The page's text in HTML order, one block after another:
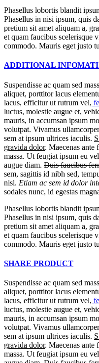
Phasellus lobortis blandit
Phasellus in nisi ipsum, quis
pretium sit amet aliquam a,
et quam faucibus scelerisque
commodo. Mauris eget justo
ADDITIONAL
Suspendisse ac quam sed
aliquet, porttitor lacus
lacus, efficitur ut rutrum vel,
luctus, molestie augue et,
mauris, in accumsan ipsum
volutpat. Vivamus
sem at ipsum ultrices iaculis.
gravida dolor. Maecenas ante
massa. Ut feugiat ipsum eu
augue diam. Duis faucibus
sem, sagittis id nibh sed,
nisl. Etiam ac sem id dolor
sodales nunc, id egestas
Phasellus lobortis blandit
Phasellus in nisi ipsum, quis
pretium sit amet aliquam a,
et quam faucibus scelerisque
commodo. Mauris eget justo
SHARE PRODUCT
Suspendisse ac quam sed
aliquet, porttitor lacus
lacus, efficitur ut rutrum vel,
luctus, molestie augue et,
mauris, in accumsan ipsum
volutpat. Vivamus
sem at ipsum ultrices iaculis.
gravida dolor. Maecenas ante
massa. Ut feugiat ipsum eu